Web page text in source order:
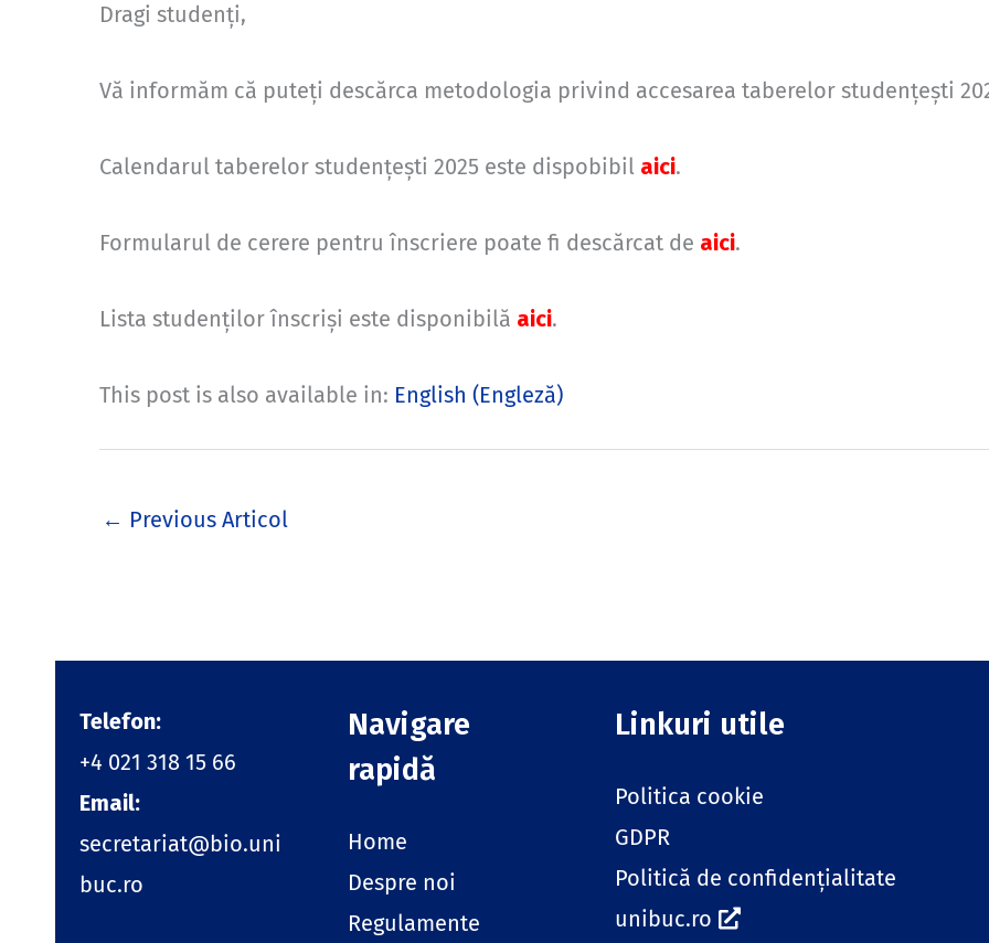
Dragi studenți,
Vă informăm că puteți descărca metodologia privind accesarea taberelor studențești
Calendarul taberelor studențești 2025 este dispobibil aici.
Formularul de cerere pentru înscriere poate fi descărcat de aici.
Lista studenților înscriși este disponibilă aici.
This post is also available in: English (Engleză)
← Previous Articol
Telefon:
+4 021 318 15 66
Email:
secretariat@bio.uni
buc.ro
Navigare
rapidă
Home
Despre noi
Regulamente
Linkuri utile
Politica cookie
GDPR
Politică de confidențialitate
unibuc.ro